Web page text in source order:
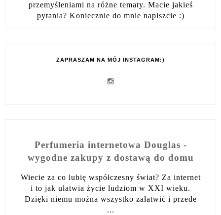
przemyśleniami na różne tematy. Macie jakieś
pytania? Koniecznie do mnie napiszcie :)
ZAPRASZAM NA MÓJ INSTAGRAM:)
Perfumeria internetowa Douglas -
wygodne zakupy z dostawą do domu
Wiecie za co lubię współczesny świat? Za internet
i to jak ułatwia życie ludziom w XXI wieku.
Dzięki niemu można wszystko załatwić i przede
...